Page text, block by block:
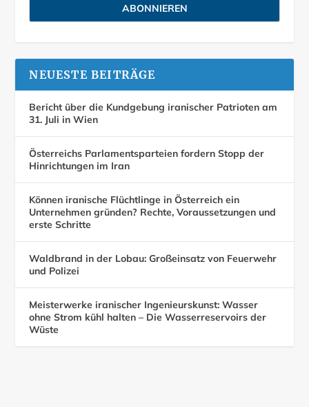
NEUESTE BEITRÄGE
Bericht über die Kundgebung iranischer Patrioten am
31. Juli in Wien
Österreichs Parlamentsparteien fordern Stopp der
Hinrichtungen im Iran
Können iranische Flüchtlinge in Österreich ein
Unternehmen gründen? Rechte, Voraussetzungen und
erste Schritte
Waldbrand in der Lobau: Großeinsatz von Feuerwehr
und Polizei
Meisterwerke iranischer Ingenieurskunst: Wasser
ohne Strom kühl halten – Die Wasserreservoirs der
Wüste